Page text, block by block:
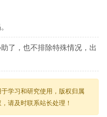
了，也不排除特殊情况，出
学习和研究使用，版权归属
请及时联系站长处理！